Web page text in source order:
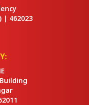
| 462023